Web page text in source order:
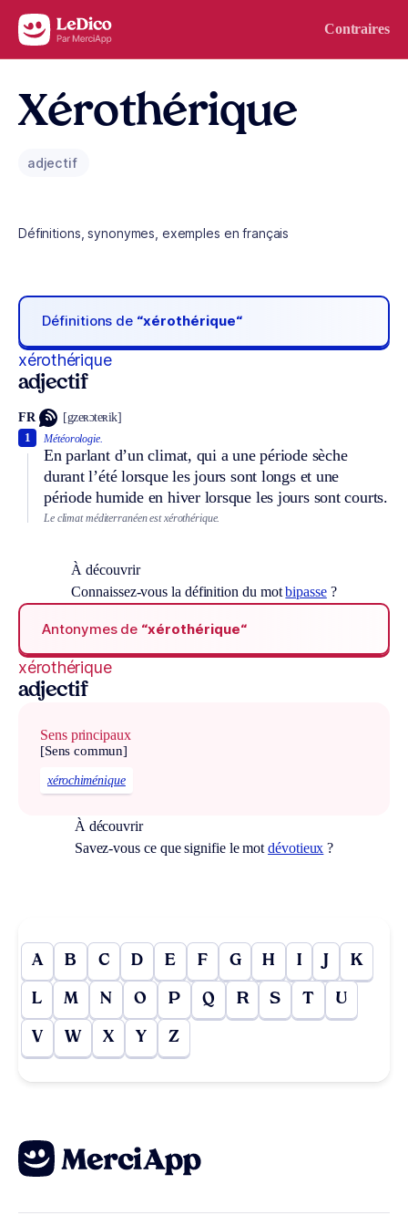
Aller au contenu Contraires
Xérothérique
adjectif
Définitions, synonymes, exemples en français
Définitions de “xérothérique“
xérothérique
adjectif
FR [gzeʀɔteʀik]
Météorologie.
En parlant d’un climat, qui a une période sèche
durant l’été lorsque les jours sont longs et une
période humide en hiver lorsque les jours sont courts.
1
Le climat méditerranéen est xérothérique.
À découvrir
Connaissez-vous la définition du motbipasse?
Antonymes de “xérothérique“
xérothérique
adjectif
Sens principaux
[Sens commun]
xérochiménique
À découvrir
Savez-vous ce que signifie le motdévotieux ?
A B C D E F G H I J K
L M N O P Q R S T U
V W X Y Z